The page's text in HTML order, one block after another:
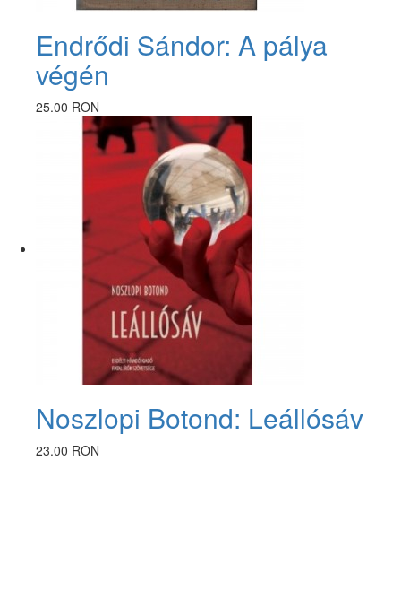
Endrődi Sándor: A pálya
végén
25.00 RON
Noszlopi Botond: Leállósáv
23.00 RON